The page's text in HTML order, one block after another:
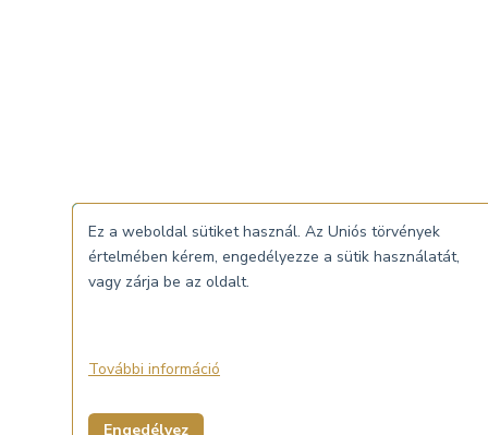
Ez a weboldal sütiket használ. Az Uniós törvények
értelmében kérem, engedélyezze a sütik használatát,
vagy zárja be az oldalt.
További információ
Engedélyez